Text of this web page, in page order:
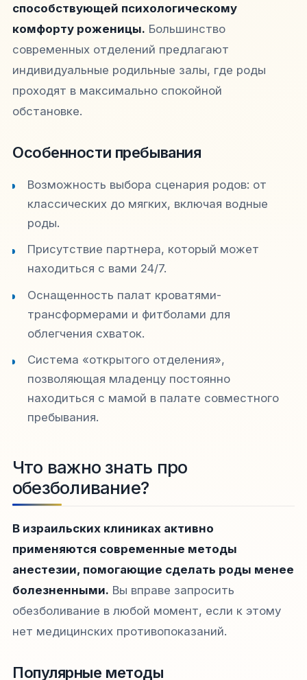
способствующей психологическому
комфорту роженицы. Большинство
современных отделений предлагают
индивидуальные родильные залы, где роды
проходят в максимально спокойной
обстановке.
Особенности пребывания
Возможность выбора сценария родов: от
классических до мягких, включая водные
роды.
Присутствие партнера, который может
находиться с вами 24/7.
Оснащенность палат кроватями-
трансформерами и фитболами для
облегчения схваток.
Система «открытого отделения»,
позволяющая младенцу постоянно
находиться с мамой в палате совместного
пребывания.
Что важно знать про
обезболивание?
В израильских клиниках активно
применяются современные методы
анестезии, помогающие сделать роды менее
болезненными. Вы вправе запросить
обезболивание в любой момент, если к этому
нет медицинских противопоказаний.
Популярные методы